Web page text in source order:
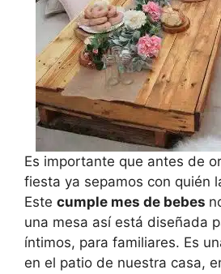
Es importante que antes de
fiesta ya sepamos con quién
Este cumple mes de bebes
una mesa así está diseñada
íntimos, para familiares. Es
en el patio de nuestra casa,